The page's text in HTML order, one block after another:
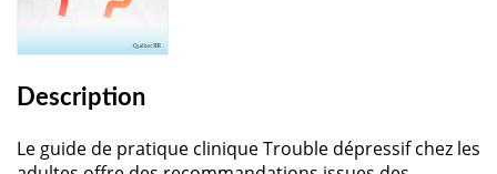
Description
Le guide de pratique clinique Trouble dépressif chez les